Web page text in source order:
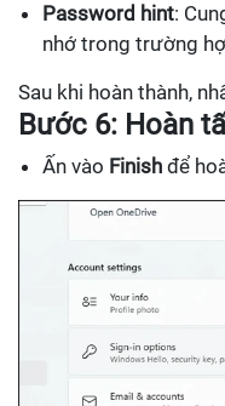
Password hint:
nhớ trong trường
Sau khi hoàn thành,
Bước 6: Hoàn
Ấn vào Finish để